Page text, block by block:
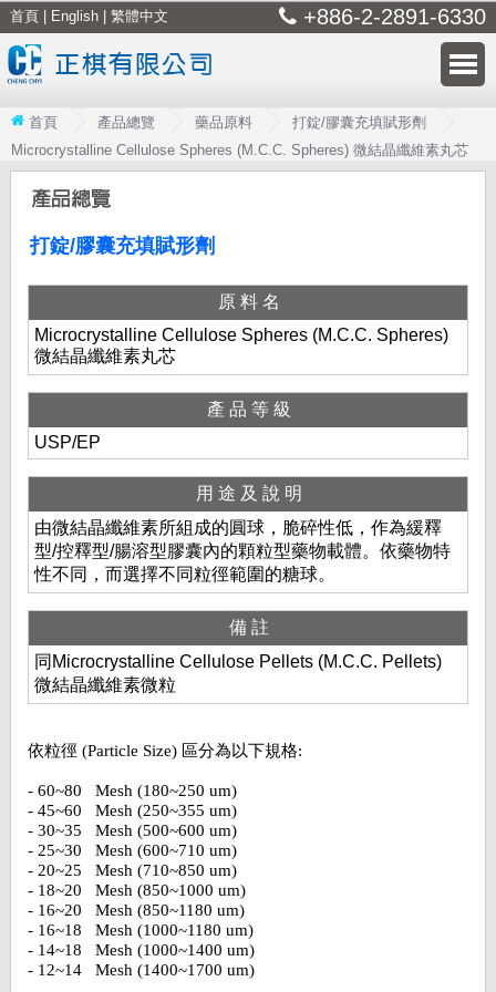
首頁| English| 繁體中文 +886-2-2891-6330
首頁 產品總覽 藥品原料
打錠/膠囊充填賦形劑
Microcrystalline Cellulose Spheres (M.C.C. Spheres) 微結晶纖維素丸芯
打錠/膠囊充填賦形劑
原料名
Microcrystalline Cellulose Spheres (M.C.C. Spheres)
微結晶纖維素丸芯
產品等級
USP/EP
用途及說明
由微結晶纖維素所組成的圓球，脆碎性低，作為緩釋
型/控釋型/腸溶型膠囊內的顆粒型藥物載體。依藥物特
性不同，而選擇不同粒徑範圍的糖球。
備註
同Microcrystalline Cellulose Pellets (M.C.C. Pellets)
微結晶纖維素微粒
依粒徑 (Particle Size) 區分為以下規格:
- 60~80 Mesh (180~250 um)
- 45~60 Mesh (250~355 um)
- 30~35 Mesh (500~600 um)
- 25~30 Mesh (600~710 um)
- 20~25 Mesh (710~850 um)
- 18~20 Mesh (850~1000 um)
- 16~20 Mesh (850~1180 um)
- 16~18 Mesh (1000~1180 um)
- 14~18 Mesh (1000~1400 um)
- 12~14 Mesh (1400~1700 um)